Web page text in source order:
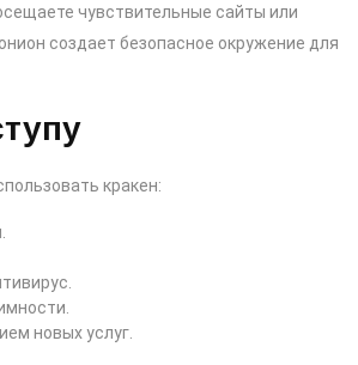
чувствительные сайты или
создает безопасное окружение для
кракен:
новых услуг.